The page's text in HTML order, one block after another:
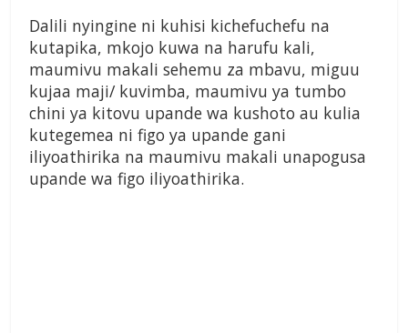
Dalili nyingine ni kuhisi kichefuchefu na
kutapika, mkojo kuwa na harufu kali,
maumivu makali sehemu za mbavu, miguu
kujaa maji/ kuvimba, maumivu ya tumbo
chini ya kitovu upande wa kushoto au kulia
kutegemea ni figo ya upande gani
iliyoathirika na maumivu makali unapogusa
upande wa figo iliyoathirika.